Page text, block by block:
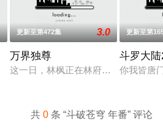
界，宗内弟子皆是天骄，所向披靡
更新至第472集 3.0
万界独尊
这一日，林枫正在林府凝聚武魂，不
更新至第
斗罗大
你我皆唐
共0 条 “斗破苍穹 年番” 评论